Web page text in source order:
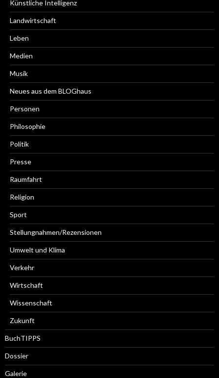
Künstliche Intelligenz
Landwirtschaft
Leben
Medien
Musik
Neues aus dem BLOGhaus
Personen
Philosophie
Politik
Presse
Raumfahrt
Religion
Sport
Stellungnahmen/Rezensionen
Umwelt und Klima
Verkehr
Wirtschaft
Wissenschaft
Zukunft
BuchTIPPS
Dossier
Galerie